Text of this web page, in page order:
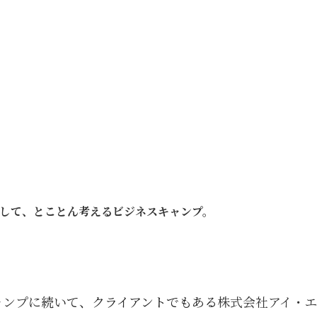
て、とことん考えるビジネスキャンプ。
プに続いて、クライアントでもある株式会社アイ・